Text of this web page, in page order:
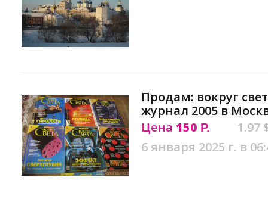
Продам: вокруг
журнал 2005 в
Цена 150 Р.
1.97
6 января 2025 г. в